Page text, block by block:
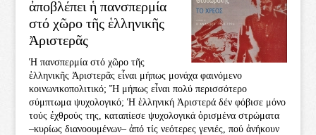
ἀποβλέπει ἡ πανσπερμία
στό χῶρο τῆς ἑλληνικῆς
Ἀριστερᾶς
Ἡ πανσπερμία στό χῶρο τῆς
ἑλληνικῆς Ἀριστερᾶς εἶναι μήπως μονάχα φαινόμενο
κοινωνικοπολιτικό; Ἤ μήπως εἶναι πολύ περισσότερο
σύμπτωμα ψυχολογικό; Ἡ ἑλληνική Ἀριστερά δέν φόβισε μόνο
τούς ἐχθρούς της, καταπίεσε ψυχολογικά ὁρισμένα στρώματα
–κυρίως διανοουμένων– ἀπό τίς νεότερες γενιές, πού ἀνήκουν